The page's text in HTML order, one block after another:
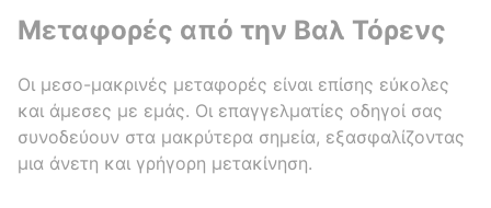
Μεταφορές από την Βαλ Τόρενς
Οι μεσο-μακρινές μεταφορές είναι επίσης εύκολες
και άμεσες με εμάς. Οι επαγγελματίες οδηγοί σας
συνοδεύουν στα μακρύτερα σημεία, εξασφαλίζοντας
μια άνετη και γρήγορη μετακίνηση.